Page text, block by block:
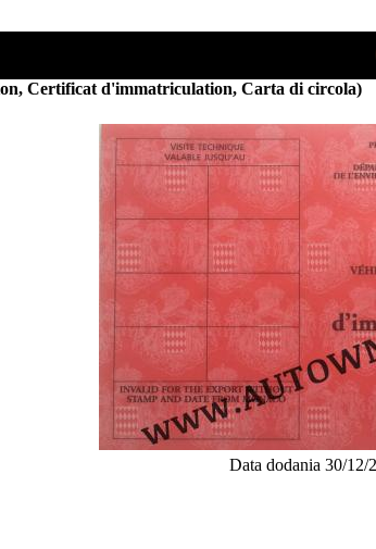
Certificat d'immatriculation, Carta di circola)
Data dodania 30/12/